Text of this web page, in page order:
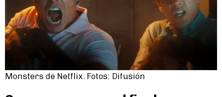
Monsters de Netflix. Fotos: Difusión